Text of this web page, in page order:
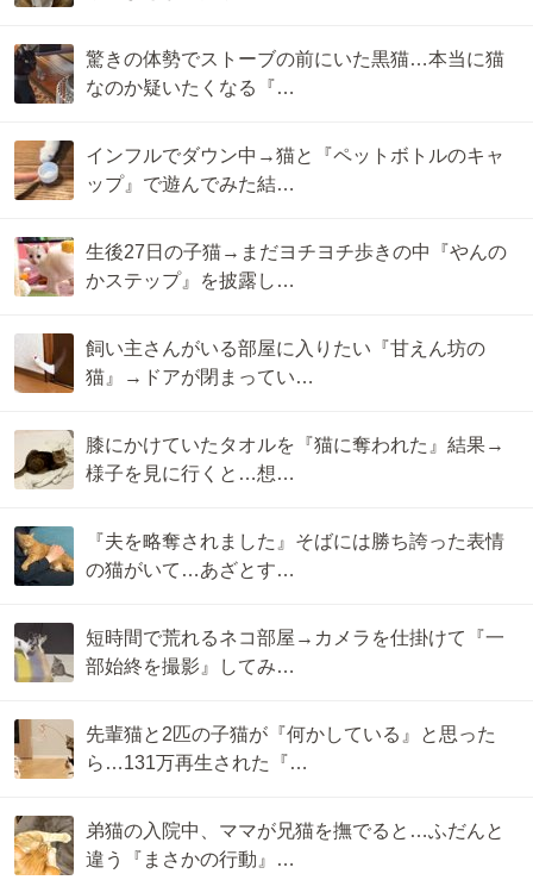
驚きの体勢でストーブの前にいた黒猫…本当に猫
なのか疑いたくなる『…
インフルでダウン中→猫と『ペットボトルのキャ
ップ』で遊んでみた結…
生後27日の子猫→まだヨチヨチ歩きの中『やんの
かステップ』を披露し…
飼い主さんがいる部屋に入りたい『甘えん坊の
猫』→ドアが閉まってい…
膝にかけていたタオルを『猫に奪われた』結果→
様子を見に行くと…想…
『夫を略奪されました』そばには勝ち誇った表情
の猫がいて…あざとす…
短時間で荒れるネコ部屋→カメラを仕掛けて『一
部始終を撮影』してみ…
先輩猫と2匹の子猫が『何かしている』と思った
ら…131万再生された『…
弟猫の入院中、ママが兄猫を撫でると…ふだんと
違う『まさかの行動』…